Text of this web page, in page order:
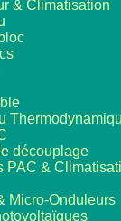
& Climatisation
découplage
PAC &
Micro-Onduleurs